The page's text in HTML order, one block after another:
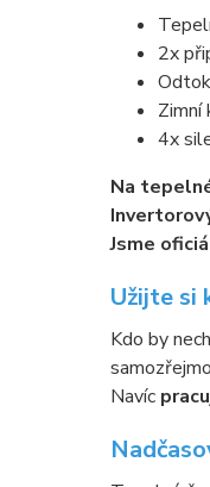
2x
4x
Na
Jsme
Užijte si
Kdo by
Navíc